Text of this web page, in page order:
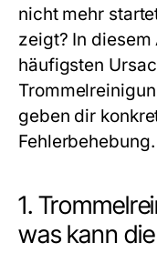
nicht mehr
zeigt? In
häufigsten
geben dir
Fehlerbehebung.
1.
was kann